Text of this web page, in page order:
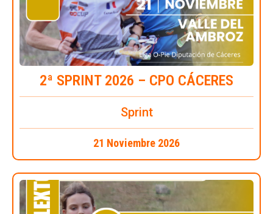
2ª SPRINT 2026 – CPO CÁCERES
Sprint
21 Noviembre 2026